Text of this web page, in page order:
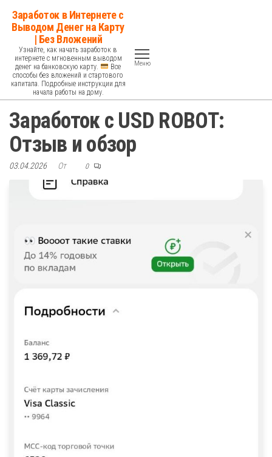
Перейти
содержимому
Заработок в Интернете с
Выводом Денег на Карту
| Без Вложений
Узнайте, как начать заработок в
интернете с мгновенным выводом
денег на банковскую карту.
Все
способы без вложений и стартового
капитала. Подробные инструкции для
начала работы на дому.
Меню
Заработок с USD ROBOT:
Отзыв и обзор
03.04.2026 От 0